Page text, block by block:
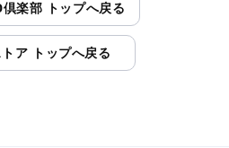
楽部 トップへ戻る
ア トップへ戻る